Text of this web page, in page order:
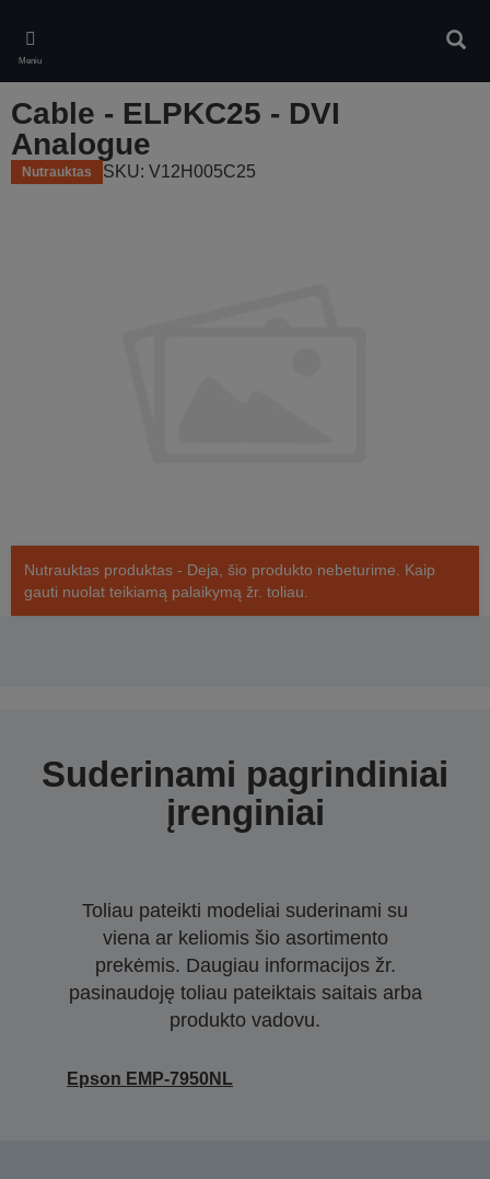
main
content
Meniu
Cable - ELPKC25 - DVI
Analogue
Nutrauktas SKU: V12H005C25
Nutrauktas produktas - Deja, šio produkto nebeturime. Kaip
gauti nuolat teikiamą palaikymą žr. toliau.
Suderinami pagrindiniai
įrenginiai
Toliau pateikti modeliai suderinami su
viena ar keliomis šio asortimento
prekėmis. Daugiau informacijos žr.
pasinaudoję toliau pateiktais saitais arba
produkto vadovu.
Epson EMP-7950NL